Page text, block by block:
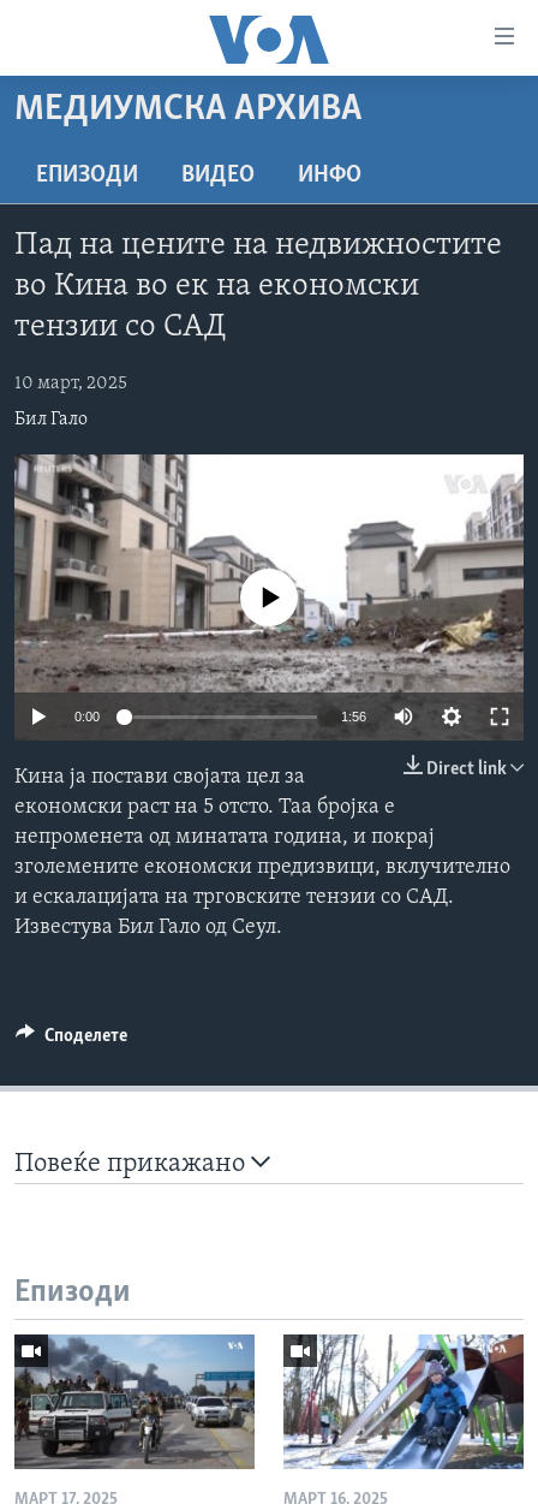
пристапност
содржина
Премини
до
страната
навигација
Пребарувај
ДОМА
РУБРИКИ
МАКЕДОНИЈА
ПОЛИТИКА
НАУКА
УМЕТНОСТ И ЗАБАВА
ИНТЕРВЈУА
ДОКУМЕНТАРЦИ
АРХИВИРАНА ПРОГРАМА
NEWSFLASH - АРХИВА
ВЕСТИ ОД САД ВО МИНУТА - АРХИВА
Learning English
НАКУСО...
Јазици
МЕДИУМСКА АРХИВА
ЕПИЗОДИ ВИДЕО ИНФО
Пад на цените на недвижностите
во Кина во ек на економски
тензии со САД
10 март, 2025
Бил Гало
360p 480p
720p
No media source currently available
0:00 1:56
240p
480p
720p
Direct link
Кина ја постави својата цел за
економски раст на 5 отсто. Таа бројка е
непроменета од минатата година, и покрај
зголемените економски предизвици, вклучително
и ескалацијата на трговските тензии со САД.
Известува Бил Гало од Сеул.
Споделете
Повеќе прикажано
Епизоди
МАРТ 17, 2025 МАРТ 16, 2025